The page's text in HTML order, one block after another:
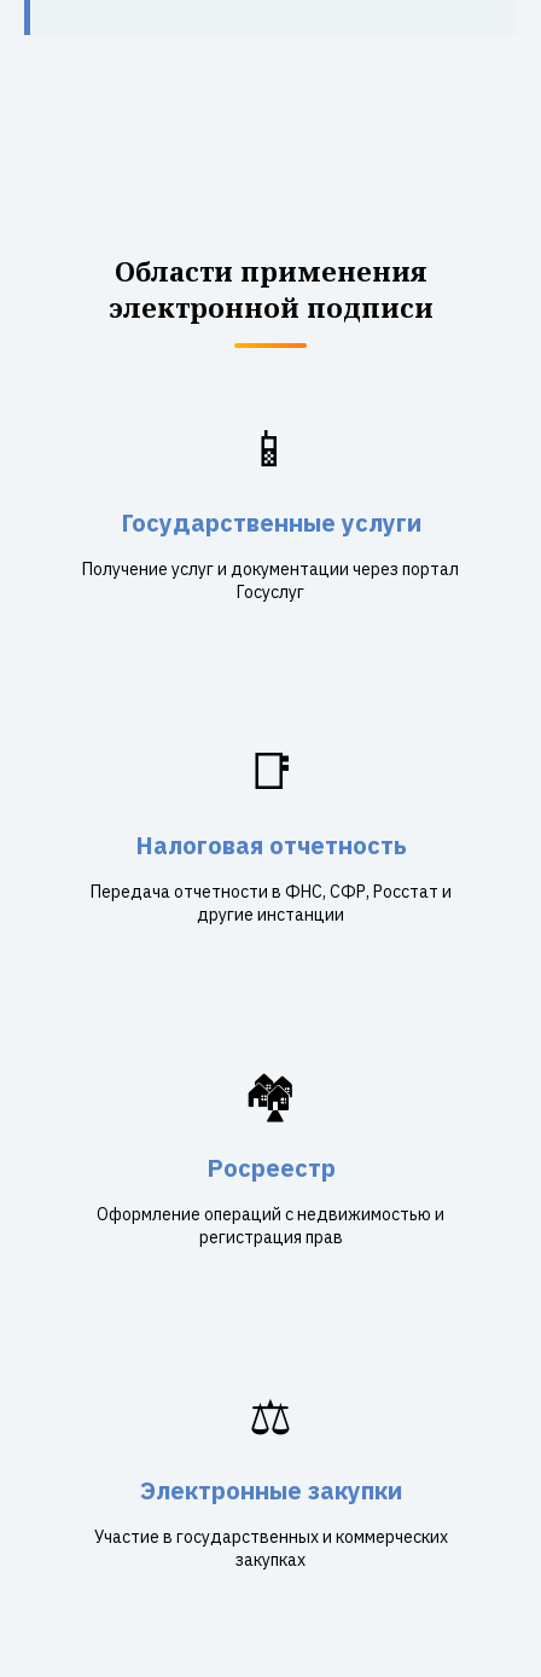
Области применения
электронной подписи
📱
Государственные услуги
Получение услуг и документации через портал
Госуслуг
📑
Налоговая отчетность
Передача отчетности в ФНС, СФР, Росстат и
другие инстанции
🏘️
Росреестр
Оформление операций с недвижимостью и
регистрация прав
⚖️
Электронные закупки
Участие в государственных и коммерческих
закупках